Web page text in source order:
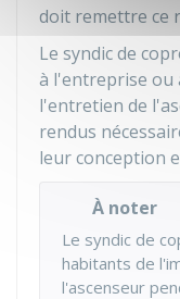
doit remettre ce
Le syndic de
à l'entreprise ou
l'entretien de
rendus
leur conception
À noter
Le syndic de
habitants de
l'ascenseur